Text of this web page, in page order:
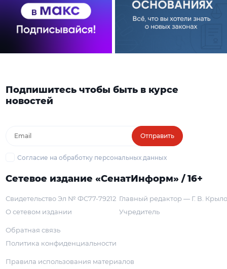
Подпишитесь чтобы быть в курсе
новостей
Отправить
Согласие на обработку персональных данных
Сетевое издание «СенатИнформ» / 16+
Свидетельство Эл № ФС77-79212
О сетевом издании
Главный редактор — Г. В.
Учредитель
Обратная связь
Политика конфиденциальности
Правила использования материалов